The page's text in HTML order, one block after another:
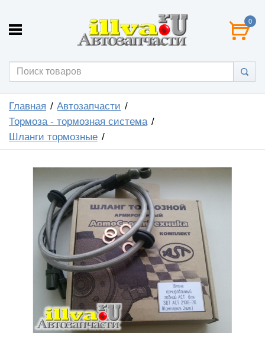
0
Главная
Автозапчасти
Тормоза - тормозная система
Шланги тормозные